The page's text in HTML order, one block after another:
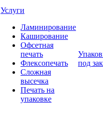
Услуги
Ламинирование
Каширование
Офсетная
печать
Флексопечать
Сложная
высечка
Печать на
упаковке
под